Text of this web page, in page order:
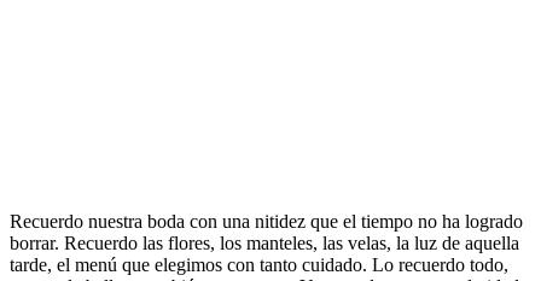
Recuerdo nuestra boda con una nitidez que el tiempo no ha logrado
borrar. Recuerdo las flores, los manteles, las velas, la luz de aquella
tarde, el menú que elegimos con tanto cuidado. Lo recuerdo todo,